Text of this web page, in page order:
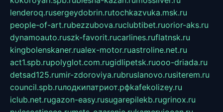
lenderoq.rusergeydobrin.rutochkazvuka.msk.ru
people-of-art.rubezzubova.ruclubtibet.ruorior-aks.ru
dynamoauto.ruszk-favorit.rucarlines.ruflatnsk.ru
kingbolenskaner.rualex-motor.ruastroline.net.ru
act1.spb.rupolyglot.com.rugidlipetsk.ruooo-driada.ru
detsad125.rumir-zdoroviya.rubruslanovo.rusiterem.ru
council.spb.ruлодкипатриот.рфkafekolizey.ru
iclub.net.rugazon-easy.rusugarepilekb.rugrinox.ru